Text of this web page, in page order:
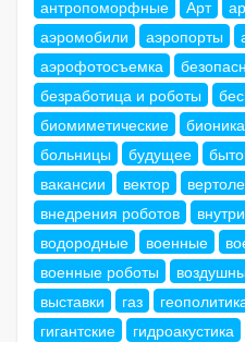
антропоморфные
Арт
аэромобили
аэропорты
аэрофотосъемка
безработица и роботы
биомиметические
бионика
больницы
будущее
вакансии
вектор
внедрения роботов
водородные
военные
военные роботы
выставки
газ
гигантские
гидроакустика